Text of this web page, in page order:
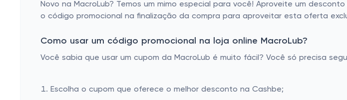
Novo na MacroLub? Temos um mimo especial para você! Aproveite um
o código promocional na finalização da compra para aproveitar esta oferta
Como usar um código promocional na loja online MacroLub?
Você sabia que usar um cupom da MacroLub é muito fácil? Você só precisa
Escolha o cupom que oferece o melhor desconto na Cashbe;